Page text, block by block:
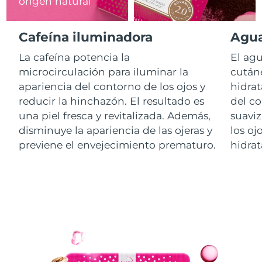
Cafeína iluminadora
La cafeína potencia la
microcirculación para iluminar la
apariencia del contorno de los ojos y
reducir la hinchazón. El resultado es
una piel fresca y revitalizada. Además,
disminuye la apariencia de las ojeras y
previene el envejecimiento prematuro.
El
del
los
(China)
Entrega prevista 8/12/26
Malasia Entrega prevista
Malta Entrega prevista
México Entrega prevista 8/14/26
Mónaco Entrega prevista 8/11/26
Entrega prevista8/13/26